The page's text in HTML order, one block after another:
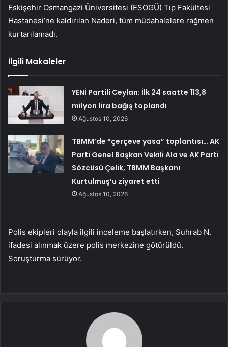
Eskişehir Osmangazi Üniversitesi (ESOGÜ) Tıp Fakültesi
Hastanesi’ne kaldırılan Naderi, tüm müdahalelere rağmen
kurtarılamadı.
İlgili Makaleler
YENİ Partili Ceylan: İlk 24 saatte 113,8
milyon lira bağış toplandı
Ağustos 10, 2026
TBMM’de “çerçeve yasa” toplantısı… AK
Parti Genel Başkan Vekili Ala ve AK Parti
Sözcüsü Çelik, TBMM Başkanı
Kurtulmuş’u ziyaret etti
Ağustos 10, 2026
Polis ekipleri olayla ilgili inceleme başlatırken, Suhrab N.
ifadesi alınmak üzere polis merkezine götürüldü.
Soruşturma sürüyor.